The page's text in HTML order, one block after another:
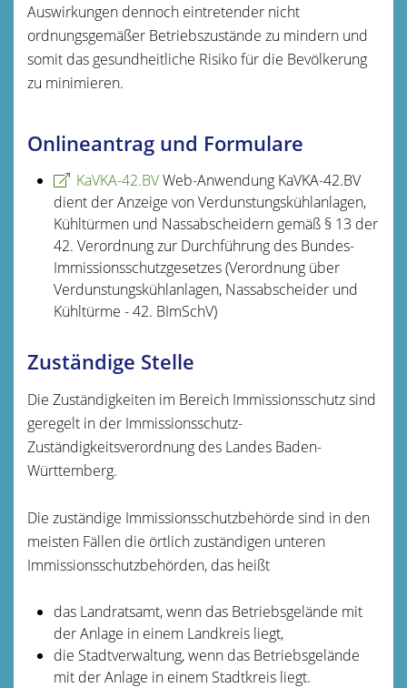
Auswirkungen dennoch eintretender nicht
ordnungsgemäßer Betriebszustände zu mindern und
somit das gesundheitliche Risiko für die Bevölkerung
zu minimieren.
Onlineantrag und Formulare
KaVKA-42.BVWeb-Anwendung KaVKA-42.BV
dient der Anzeige von Verdunstungskühlanlagen,
Kühltürmen und Nassabscheidern gemäß § 13 der
42. Verordnung zur Durchführung des Bundes-
Immissionsschutzgesetzes (Verordnung über
Verdunstungskühlanlagen, Nassabscheider und
Kühltürme - 42. BImSchV)
Zuständige Stelle
Die Zuständigkeiten im Bereich Immissionsschutz sind
geregelt in der Immissionsschutz-
Zuständigkeitsverordnung des Landes Baden-
Württemberg.
Die zuständige Immissionsschutzbehörde sind in den
meisten Fällen die örtlich zuständigen unteren
Immissionsschutzbehörden, das heißt
das Landratsamt, wenn das Betriebsgelände mit
der Anlage in einem Landkreis liegt,
die Stadtverwaltung, wenn das Betriebsgelände
mit der Anlage in einem Stadtkreis liegt.